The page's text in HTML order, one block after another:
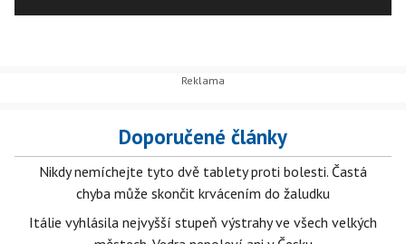
Doporučené články
Nikdy nemíchejte tyto dvě tablety proti bolesti. Častá
chyba může skončit krvácením do žaludku
Itálie vyhlásila nejvyšší stupeň výstrahy ve všech velkých